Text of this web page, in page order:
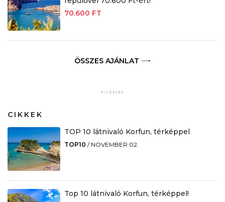
70.600 FT
ÖSSZES AJÁNLAT
CIKKEK
TOP 10 látnivaló Korfun, térképpel
TOP10 / NOVEMBER 02.
Top 10 látnivaló Korfun, térképpel!